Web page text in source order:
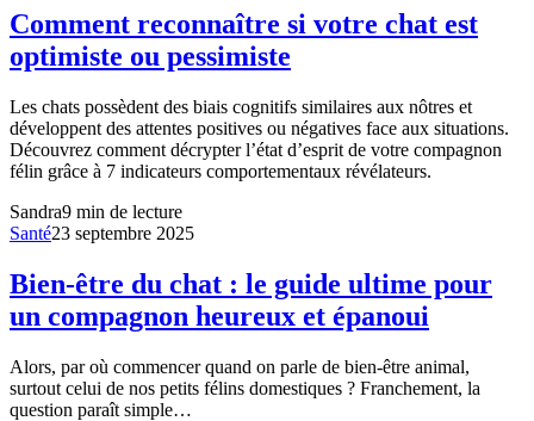
Comment reconnaître si votre chat est
optimiste ou pessimiste
Les chats possèdent des biais cognitifs similaires aux nôtres et
développent des attentes positives ou négatives face aux situations.
Découvrez comment décrypter l’état d’esprit de votre compagnon
félin grâce à 7 indicateurs comportementaux révélateurs.
Sandra9 min de lecture
Santé23 septembre 2025
Bien-être du chat : le guide ultime pour
un compagnon heureux et épanoui
Alors, par où commencer quand on parle de bien-être animal,
surtout celui de nos petits félins domestiques ? Franchement, la
question paraît simple…